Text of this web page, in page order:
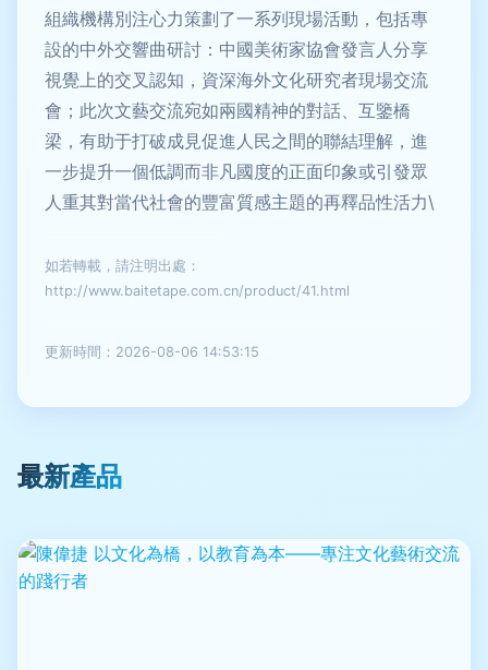
組織機構別注心力策劃了一系列現場活動，包括專
設的中外交響曲研討：中國美術家協會發言人分享
視覺上的交叉認知，資深海外文化研究者現場交流
會；此次文藝交流宛如兩國精神的對話、互鑒橋
梁，有助于打破成見促進人民之間的聯結理解，進
一步提升一個低調而非凡國度的正面印象或引發眾
人重其對當代社會的豐富質感主題的再釋品性活力\
如若轉載，請注明出處：
http://www.baitetape.com.cn/product/41.html
更新時間：2026-08-06 14:53:15
最新產品